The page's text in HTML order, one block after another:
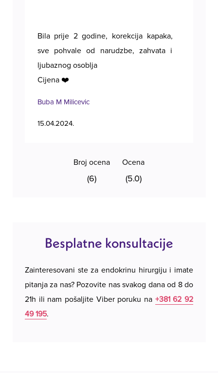
Bila prije 2 godine, korekcija kapaka,
sve pohvale od narudzbe, zahvata i
ljubaznog osoblja
Cijena ❤️
Buba M Milicevic
15.04.2024.
Broj ocena
(6)
Ocena
(5.0)
Besplatne konsultacije
Zainteresovani ste za endokrinu hirurgiju i imate
pitanja za nas? Pozovite nas svakog dana od 8 do
21h ili nam pošaljite Viber poruku na +381 62 92
49 195.